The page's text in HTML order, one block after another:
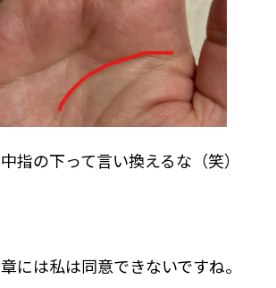
指の下って言い換えるな（笑）
には私は同意できないですね。